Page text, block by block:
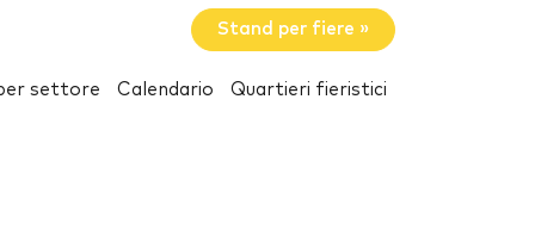
Stand per fiere »
settore Calendario Quartieri fieristici